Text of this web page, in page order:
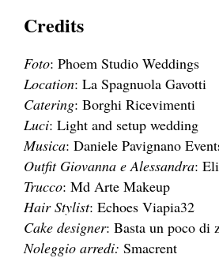
Credits
Foto: Phoem Studio Weddings
Location: La Spagnuola Gavotti
Catering: Borghi Ricevimenti
Luci: Light and setup wedding
Musica: Daniele Pavignano
Outfit Giovanna e Alessandra:
Trucco: Md Arte Makeup
Hair Stylist: Echoes Viapia32
Cake designer: Basta un poco di
Noleggio arredi: Smacrent